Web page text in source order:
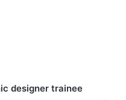
designer trainee